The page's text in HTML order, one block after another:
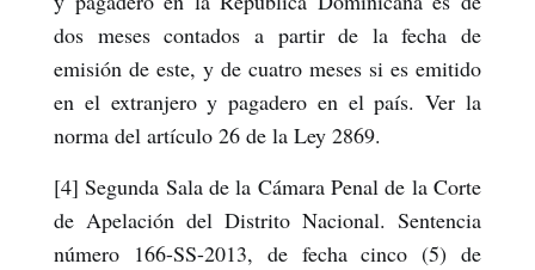
dos meses contados a partir de la fecha de
emisión de este, y de cuatro meses si es emitido
en el extranjero y pagadero en el país. Ver la
norma del artículo 26 de la Ley 2869.
[4] Segunda Sala de la Cámara Penal de la Corte
de Apelación del Distrito Nacional. Sentencia
número 166-SS-2013, de fecha cinco (5) de